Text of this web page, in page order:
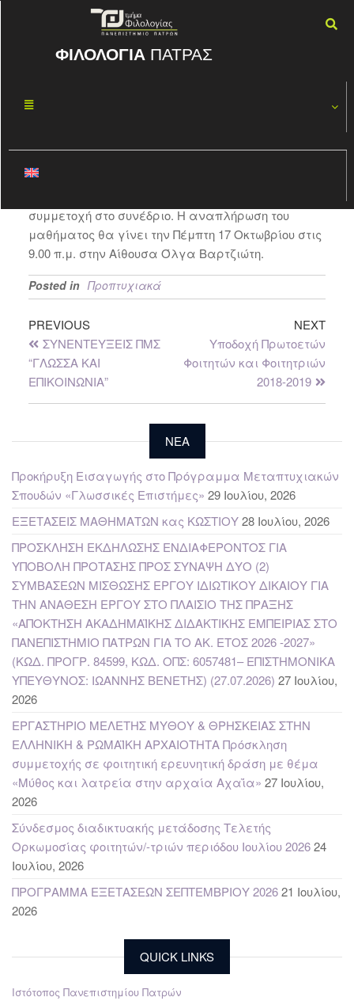
ΦΙΛΟΛΟΓΙΑ ΠΑΤΡΑΣ
11
By ΦΏΤΗΣ ΚΑΣΠΊΡΗΣ
Το μάθημα της Παρασκευής 12 Οκτωβρίου δεν θα
συμμετοχή στο συνέδριο. Η αναπλήρωση του
μαθήματος θα γίνει την Πέμπτη 17 Οκτωβρίου στις
9.00 π.μ. στην Αίθουσα Όλγα Βαρτζιώτη.
Posted in Προπτυχιακά
PREVIOUS
ΣΥΝΕΝΤΕΥΞΕΙΣ ΠΜΣ
“ΓΛΩΣΣΑ ΚΑΙ
ΕΠΙΚΟΙΝΩΝΙΑ”
NEXT
Υποδοχή Πρωτοετών
Φοιτητών και Φοιτητριών
2018-2019
NEA
Προκήρυξη Εισαγωγής στο Πρόγραμμα Μεταπτυχιακών
Σπουδών «Γλωσσικές Επιστήμες» 29 Ιουλίου, 2026
ΕΞΕΤΑΣΕΙΣ ΜΑΘΗΜΑΤΩΝ κας ΚΩΣΤΙΟΥ28 Ιουλίου, 2026
ΠΡΟΣΚΛΗΣΗ ΕΚΔΗΛΩΣΗΣ ΕΝΔΙΑΦΕΡΟΝΤΟΣ ΓΙΑ
ΥΠΟΒΟΛΗ ΠΡΟΤΑΣΗΣ ΠΡΟΣ ΣΥΝΑΨΗ ΔΥΟ (2)
ΣΥΜΒΑΣΕΩΝ ΜΙΣΘΩΣΗΣ ΕΡΓΟΥ ΙΔΙΩΤΙΚΟΥ ΔΙΚΑΙΟΥ ΓΙΑ
ΤΗΝ ΑΝΑΘΕΣΗ ΕΡΓΟΥ ΣΤΟ ΠΛΑΙΣΙΟ ΤΗΣ ΠΡΑΞΗΣ
«ΑΠΟΚΤΗΣΗ ΑΚΑΔΗΜΑΪΚΗΣ ΔΙΔΑΚΤΙΚΗΣ ΕΜΠΕΙΡΙΑΣ ΣΤΟ
ΠΑΝΕΠΙΣΤΗΜΙΟ ΠΑΤΡΩΝ ΓΙΑ ΤΟ ΑΚ. ΕΤΟΣ 2026 -2027»
(ΚΩΔ. ΠΡΟΓΡ. 84599, ΚΩΔ. ΟΠΣ: 6057481– ΕΠΙΣΤΗΜΟΝΙΚΑ
ΥΠΕΥΘΥΝΟΣ: ΙΩΑΝΝΗΣ ΒΕΝΕΤΗΣ) (27.07.2026) 27 Ιουλίου,
2026
ΕΡΓΑΣΤΗΡΙΟ ΜΕΛΕΤΗΣ ΜΥΘΟΥ & ΘΡΗΣΚΕΙΑΣ ΣΤΗΝ
ΕΛΛΗΝΙΚΗ & ΡΩΜΑΪΚΗ ΑΡΧΑΙΟΤΗΤΑ Πρόσκληση
συμμετοχής σε φοιτητική ερευνητική δράση με θέμα
«Μύθος και λατρεία στην αρχαία Αχαΐα» 27 Ιουλίου,
2026
Σύνδεσμος διαδικτυακής μετάδοσης Τελετής
Ορκωμοσίας φοιτητών/-τριών περιόδου Ιουλίου 202624
Ιουλίου, 2026
ΠΡΟΓΡΑΜΜΑ ΕΞΕΤΑΣΕΩΝ ΣΕΠΤΕΜΒΡΙΟΥ 202621 Ιουλίου,
2026
QUICK LINKS
Ιστότοπος Πανεπιστημίου Πατρών